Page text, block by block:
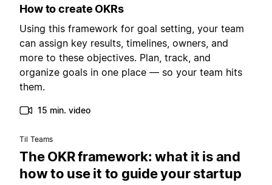
How to create OKRs
Using this framework for goal setting, your team
can assign key results, timelines, owners, and
more to these objectives. Plan, track, and
organize goals in one place — so your team hits
them.
15 min. video
Til Teams
The OKR framework: what it is and
how to use it to guide your startup